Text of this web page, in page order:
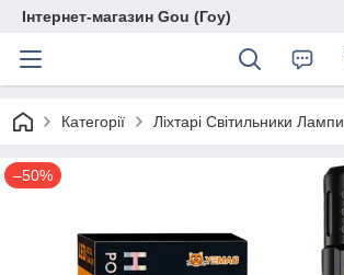
Інтернет-магазин Gou (Гоу)
Категорії Ліхтарі Світильники Лампи
–50%